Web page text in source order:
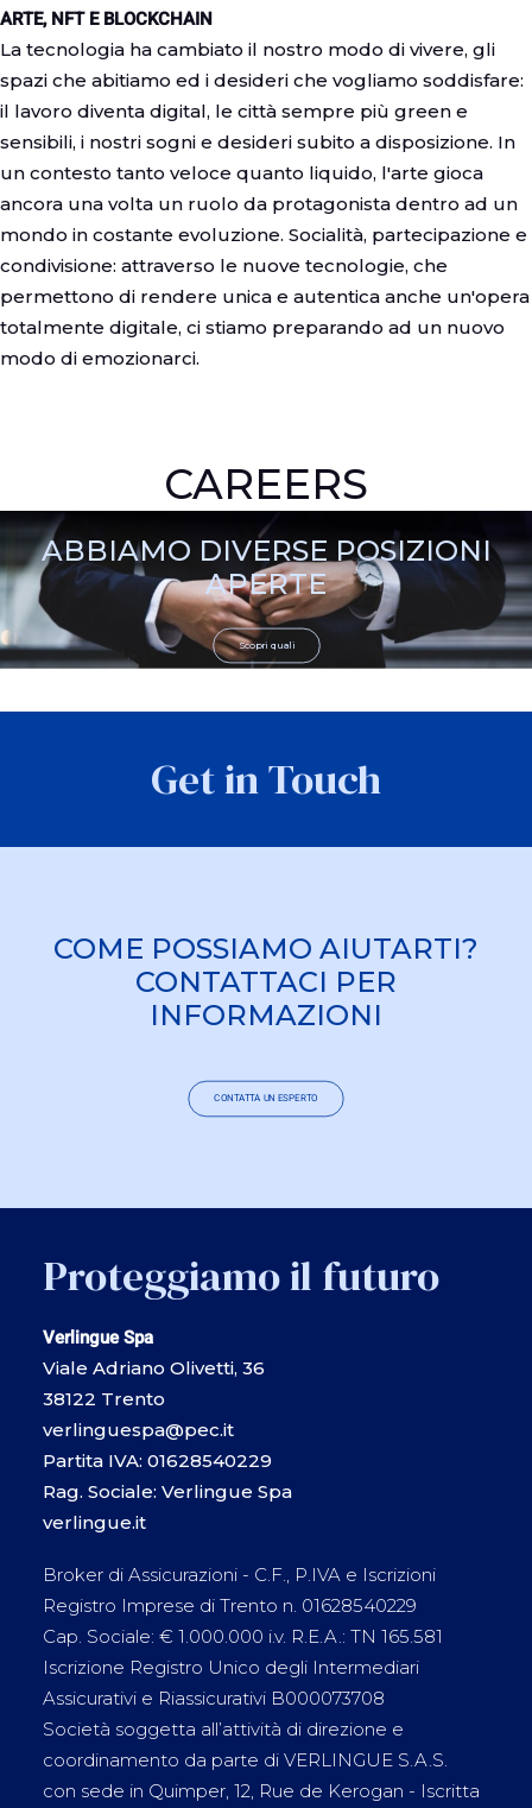
ARTE, NFT E BLOCKCHAIN
La tecnologia ha cambiato il nostro modo di vivere, gli
spazi che abitiamo ed i desideri che vogliamo soddisfare:
il lavoro diventa digital, le città sempre più green e
sensibili, i nostri sogni e desideri subito a disposizione. In
un contesto tanto veloce quanto liquido, l'arte gioca
ancora una volta un ruolo da protagonista dentro ad un
mondo in costante evoluzione. Socialità, partecipazione e
condivisione: attraverso le nuove tecnologie, che
permettono di rendere unica e autentica anche un'opera
totalmente digitale, ci stiamo preparando ad un nuovo
modo di emozionarci.
CAREERS
ABBIAMO DIVERSE POSIZIONI
APERTE
Scopri quali
Get in Touch
COME POSSIAMO AIUTARTI?
CONTATTACI PER
INFORMAZIONI
CONTATTA UN ESPERTO
Proteggiamo il futuro
Verlingue Spa
Viale Adriano Olivetti, 36
38122 Trento
verlinguespa@pec.it
Partita IVA: 01628540229
Rag. Sociale: Verlingue Spa
verlingue.it
Broker di Assicurazioni - C.F., P.IVA e Iscrizioni
Registro Imprese di Trento n. 01628540229
Cap. Sociale: € 1.000.000 i.v. R.E.A.: TN 165.581
Iscrizione Registro Unico degli Intermediari
Assicurativi e Riassicurativi B000073708
Società soggetta all’attività di direzione e
coordinamento da parte di VERLINGUE S.A.S.
con sede in Quimper, 12, Rue de Kerogan - Iscritta